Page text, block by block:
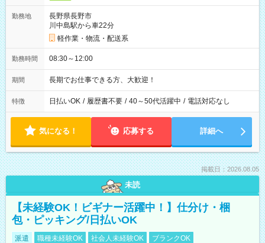
勤務地
長野県長野市
川中島駅から車22分
軽作業・物流・配送系
勤務時間 08:30～12:00
期間 長期でお仕事できる方、大歓迎！
特徴 日払いOK / 履歴書不要 / 40～50代活躍中 / 電話対応なし
気になる！ 応募する 詳細へ
掲載日：2026.08.05
未読
【未経験OK！ビギナー活躍中！】仕分け・梱
包・ピッキング/日払いOK
派遣 職種未経験OK 社会人未経験OK
ブランクOK